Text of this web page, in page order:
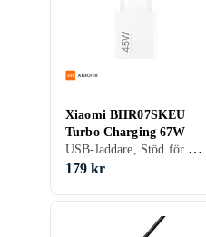
Xiaomi BHR07SKEU
Turbo Charging 67W
USB-laddare, Stöd för snabbladdning, Stöd för snabbladdning
179 kr